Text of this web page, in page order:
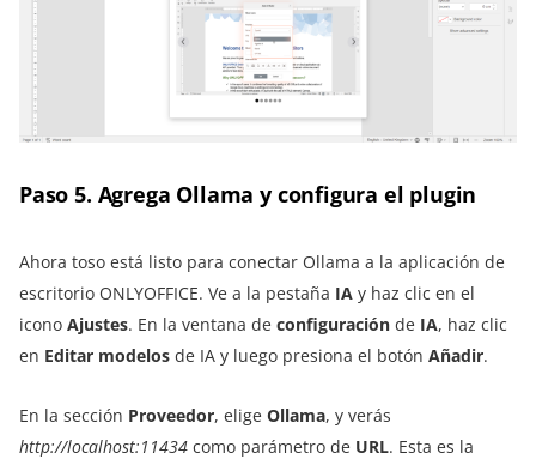
Paso 5. Agrega Ollama y configura el plugin
Ahora toso está listo para conectar Ollama a la aplicación de
escritorio ONLYOFFICE. Ve a la pestaña IA y haz clic en el
icono Ajustes. En la ventana de configuración de IA, haz clic
en Editar modelos de IA y luego presiona el botón Añadir.
En la sección Proveedor, elige Ollama, y verás
http://localhost:11434 como parámetro de URL. Esta es la